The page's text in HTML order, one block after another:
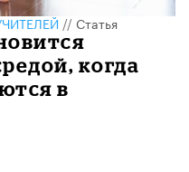
// Статья
когда
в